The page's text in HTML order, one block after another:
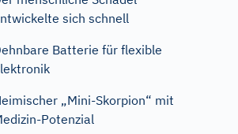
sich schnell
Batterie für flexible
„Mini-Skorpion“ mit
Potenzial